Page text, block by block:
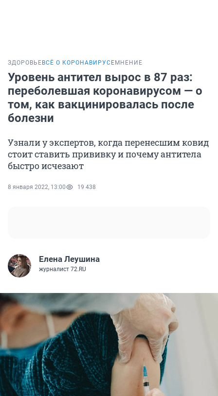
ЗДОРОВЬЕ ВСЁ О КОРОНАВИРУСЕ МНЕНИЕ
Уровень антител вырос в 87 раз:
переболевшая коронавирусом — о
том, как вакцинировалась после
болезни
Узнали у экспертов, когда перенесшим ковид
стоит ставить прививку и почему антитела
быстро исчезают
8 января 2022, 13:00 19 438
Елена Леушина
журналист 72.RU